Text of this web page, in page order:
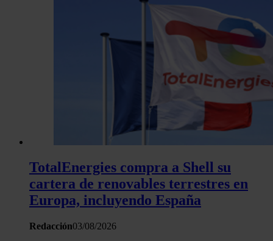
TotalEnergies compra a Shell su
cartera de renovables terrestres en
Europa, incluyendo España
Redacción03/08/2026